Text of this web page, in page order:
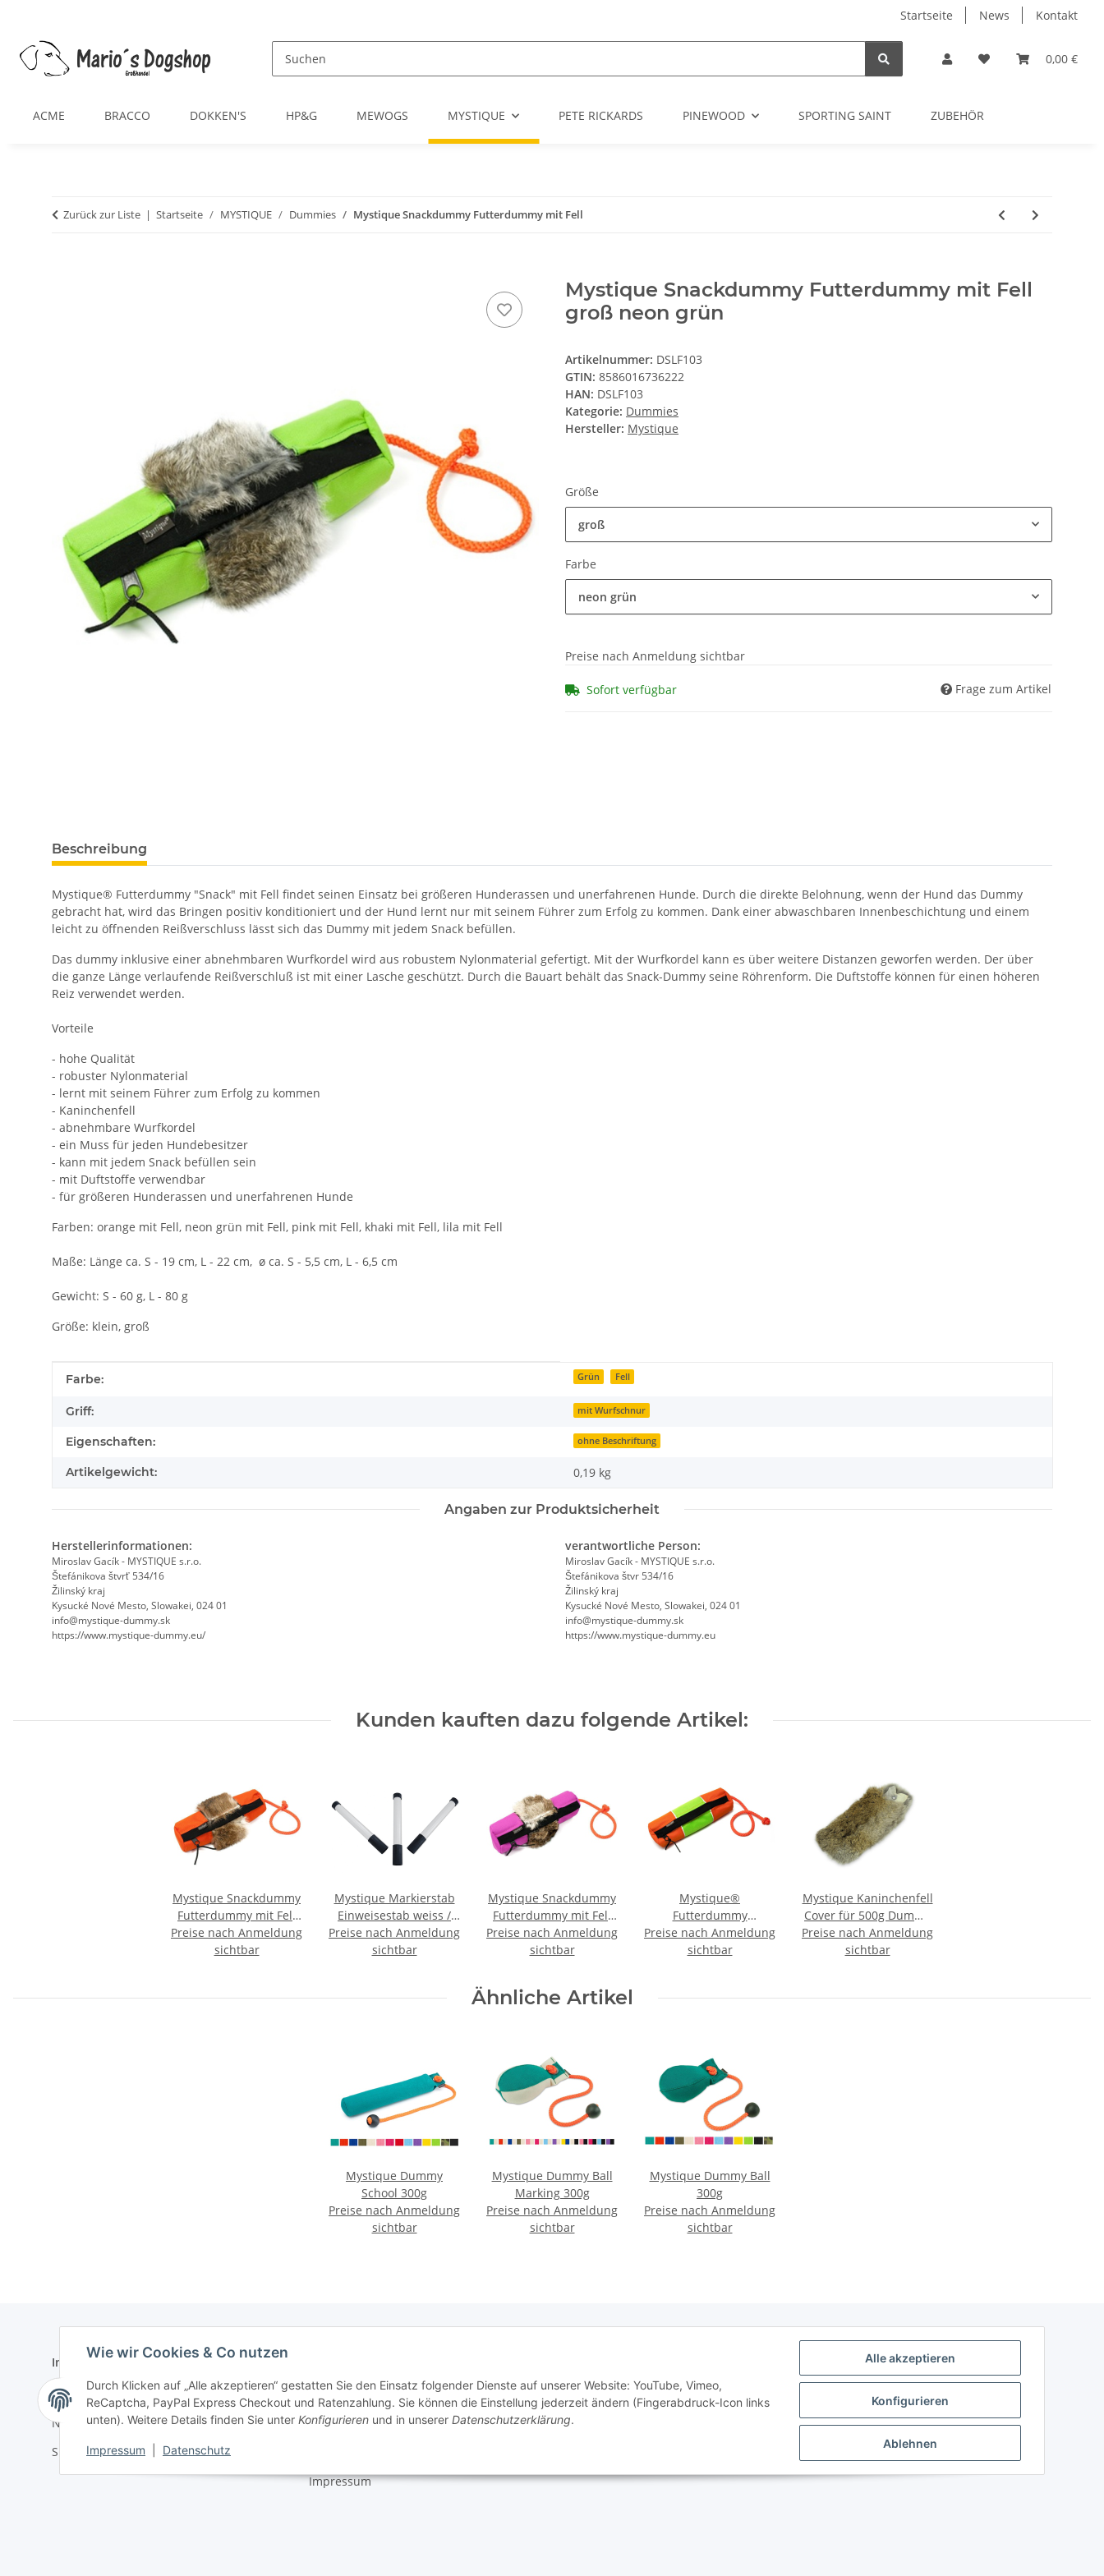
Alle akzeptieren
Konfigurieren
Ablehnen
Wie wir Cookies & Co nutzen
Durch Klicken auf „Alle akzeptieren“ gestatten Sie den Einsatz folgender Dienste auf unserer Website: YouTube, Vimeo,
ReCaptcha, PayPal Express Checkout und Ratenzahlung. Sie können die Einstellung jederzeit ändern (Fingerabdruck-Icon links
unten). Weitere Details finden Sie unter Konfigurieren und in unserer Datenschutzerklärung.
Impressum Datenschutz
Startseite News Kontakt
0,00 €
ACME BRACCO DOKKEN'S HP&G MEWOGS MYSTIQUE PETE RICKARDS PINEWOOD SPORTING SAINT ZUBEHÖR
Zurück zur Liste Startseite MYSTIQUE Dummies Mystique Snackdummy Futterdummy mit Fell
Mystique Snackdummy Futterdummy mit Fell
groß neon grün
Artikelnummer: DSLF103
GTIN: 8586016736222
HAN: DSLF103
Kategorie: Dummies
Hersteller: Mystique
Größe
groß
Farbe
neon grün
Preise nach Anmeldung sichtbar
Sofort verfügbar Frage zum Artikel
Beschreibung
Mystique® Futterdummy "Snack" mit Fell findet seinen Einsatz bei größeren Hunderassen und unerfahrenen Hunde. Durch die direkte Belohnung, wenn der Hund das Dummy
gebracht hat, wird das Bringen positiv konditioniert und der Hund lernt nur mit seinem Führer zum Erfolg zu kommen. Dank einer abwaschbaren Innenbeschichtung und einem
leicht zu öffnenden Reißverschluss lässt sich das Dummy mit jedem Snack befüllen.
Das dummy inklusive einer abnehmbaren Wurfkordel wird aus robustem Nylonmaterial gefertigt. Mit der Wurfkordel kann es über weitere Distanzen geworfen werden. Der über
die ganze Länge verlaufende Reißverschluß ist mit einer Lasche geschützt. Durch die Bauart behält das Snack-Dummy seine Röhrenform. Die Duftstoffe können für einen höheren
Reiz verwendet werden.
Vorteile
- hohe Qualität
- robuster Nylonmaterial
- lernt mit seinem Führer zum Erfolg zu kommen
- Kaninchenfell
- abnehmbare Wurfkordel
- ein Muss für jeden Hundebesitzer
- kann mit jedem Snack befüllen sein
- mit Duftstoffe verwendbar
- für größeren Hunderassen und unerfahrenen Hunde
Farben: orange mit Fell, neon grün mit Fell, pink mit Fell, khaki mit Fell, lila mit Fell
Maße: Länge ca. S - 19 cm, L - 22 cm, ø ca. S - 5,5 cm, L - 6,5 cm
Gewicht: S - 60 g, L - 80 g
Größe: klein, groß
Produkteigenschaft
Wert
Farbe: Grün Fell
Griff: mit Wurfschnur
Eigenschaften: ohne Beschriftung
Artikelgewicht: 0,19 kg
Angaben zur Produktsicherheit
Herstellerinformationen:
Miroslav Gacík - MYSTIQUE s.r.o.
Štefánikova štvrť 534/16
Žilinský kraj
Kysucké Nové Mesto, Slowakei, 024 01
info@mystique-dummy.sk
https://www.mystique-dummy.eu/
verantwortliche Person:
Miroslav Gacík - MYSTIQUE s.r.o.
Štefánikova štvr 534/16
Žilinský kraj
Kysucké Nové Mesto, Slowakei, 024 01
info@mystique-dummy.sk
https://www.mystique-dummy.eu
Kunden kauften dazu folgende Artikel:
Mystique Snackdummy
Futterdummy mit Fell
groß orange
Preise nach Anmeldung
sichtbar
Mystique Markierstab
Einweisestab weiss /
schwarz im Set 3 Stück
Preise nach Anmeldung
sichtbar
Mystique Snackdummy
Futterdummy mit Fell
groß pink
Preise nach Anmeldung
sichtbar
Mystique®
Futterdummy
Snackdummy "Snack"
reflektierend groß
Preise nach Anmeldung
sichtbar
Mystique Kaninchenfell
Cover für 500g Dummy
Überzug
Preise nach Anmeldung
sichtbar
Ähnliche Artikel
Mystique Dummy
School 300g
Preise nach Anmeldung
sichtbar
Mystique Dummy Ball
Marking 300g
Preise nach Anmeldung
sichtbar
Mystique Dummy Ball
300g
Preise nach Anmeldung
sichtbar
Informationen
Zahlungsmöglichkeiten
Newsletter
Sitemap
AGB
Datenschutz
Impressum